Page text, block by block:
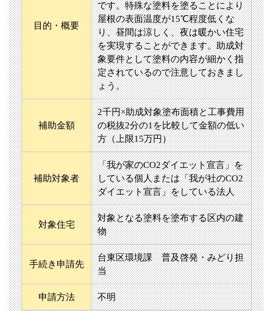
目的・概要
です。特殊な塗料を塗ることにより
屋根の表面温度が15℃程度低くな
り、昼間は涼しく、夜は暖かい住宅
を実現することができます。助成対
象要件として塗料の内容が細かく指
定されているので注意しておきまし
ょう。
補助金額
2千円×助成対象塗布面積と工事費用
の税抜2分の1を比較して金額の低い
方（上限15万円）
補助対象者
「我が家のCO2ダイエット宣言」を
している個人または「我が社のCO2
ダイエット宣言」をしている法人
対象住宅
対象となる塗料を塗布する区内の建
物
手続き申請先
台東区環境課 普及啓発・みどり担
当
申請方法 不明